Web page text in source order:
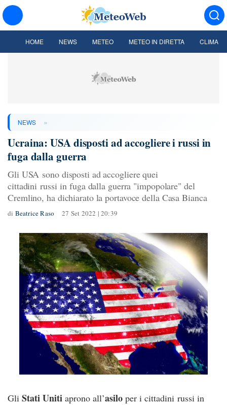
HOME NEWS METEO METEO IN DIRETTA CLIMA
NEWS »
Ucraina: USA disposti ad accogliere i russi in
fuga dalla guerra
Gli USA sono disposti ad accogliere quei
cittadini russi in fuga dalla guerra "impopolare" del
Cremlino, ha dichiarato la portavoce della Casa Bianca
di Beatrice Raso 27 Set 2022 | 20:39
Gli Stati Uniti aprono all’asilo per i cittadini russi in